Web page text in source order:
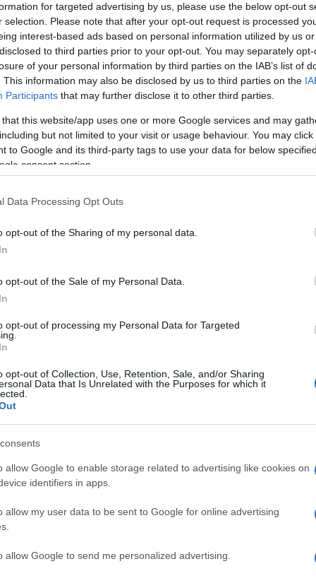
for targeted advertising by us, please use the below opt-out
selection. Please note that after your opt-out request is processed
interest-based ads based on personal information utilized by us
to third parties prior to your opt-out. You may separately
of your personal information by third parties on the IAB’s list of
This information may also be disclosed by us to third parties on the
Participants that may further disclose it to other third parties.
that this website/app uses one or more Google services and may
but not limited to your visit or usage behaviour. You may
to Google and its third-party tags to use your data for below
consent section.
Data Processing Opt Outs
opt-out of the Sharing of my personal data.
opt-out of the Sale of my Personal Data.
opt-out of processing my Personal Data for Targeted
opt-out of Collection, Use, Retention, Sale, and/or Sharing
Data that Is Unrelated with the Purposes for which it
allow Google to enable storage related to advertising like cookies on
identifiers in apps.
allow my user data to be sent to Google for online advertising
allow Google to send me personalized advertising.
del bo potekal po goratem predelu, kjer lahko tekmovalce
brezpotjih.
, od tega bo nekaj manj kot 5000 km hitrostnih
Vmes bodo imeli udeleženci le dan počitka 13.
Al-Atijah,
Prodrive. Med motociklisti je branilec naslova Argentinec
njegov cilj pa je uvrstitev med prve tri v kategoriji
Mulec j e lani preživel krstni nastop.